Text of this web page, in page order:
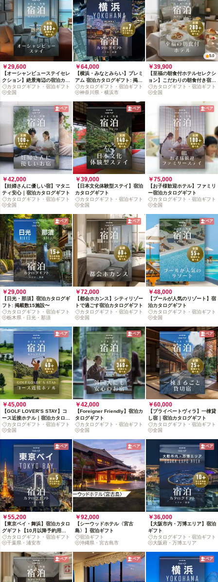
￥29,600
【オーシャンビューステイセレ
クション】絶景海辺の宿泊カタ
ログギフト : 掲載数200+施
設〜
カタログギフト・宿泊ギフト
全国
￥64,000
【横浜・みなとみらい】プレミ
アム 宿泊カタログギフト: 掲載
数7施設〜
カタログギフト・宿泊ギフト
神奈川県・横浜市
5.0
￥39,900
【至福の朝食付ホテルセレクシ
ョン】こだわりの朝食付き宿泊
カタログギフト: 掲載数280施
設〜
カタログギフト・宿泊ギフト
全国
ペア
￥42,000
【妊婦さんに優しい宿】マタニ
ティ安心｜宿泊カタログギフト
カタログギフト・宿泊ギフト
全国
ペア
￥39,000
【日本文化体験型ステイ】宿泊
カタログギフト
カタログギフト・宿泊ギフト
全国
ペア
￥75,000
【お子様歓迎ホテル】ファミリ
ー宿泊カタログギフト
カタログギフト・宿泊ギフト
全国
ペア
￥29,000
【日光・那須】宿泊カタログギ
フト: 掲載数15施設〜
カタログギフト・宿泊ギフト
栃木県・日光・那須
ペア
￥72,000
【都会ホカンス】シティリゾー
トで過ごす宿泊カタログギフト
カタログギフト・宿泊ギフト
全国
ペア
￥48,000
【プールが人気のリゾート】宿
泊カタログギフト
カタログギフト・宿泊ギフト
全国
ペア
￥45,000
【GOLF LOVER’S STAY】コ
ース近接ホテル｜宿泊カタログ
ギフト
カタログギフト・宿泊ギフト
全国
ペア
￥42,000
【Foreigner Friendly】宿泊カ
タログギフト
カタログギフト・宿泊ギフト
全国
ペア
￥60,000
【プライベートヴィラ】一棟貸
し宿｜宿泊カタログギフト
カタログギフト・宿泊ギフト
全国
ペア
￥55,200
【東京ベイ・舞浜】宿泊カタロ
グギフト【10月以降予約用】:
掲載数5施設+
カタログギフト・宿泊ギフト
千葉県・浦安市
ペア
￥92,000
【シーウッドホテル〈宮古
島〉】宿泊ギフト
宿泊ギフト
沖縄県・宮古島市
ペア
￥36,000
【大阪市内・万博エリア】宿泊
ギフト
カタログギフト・宿泊ギフト
大阪府・万博エリア
ペア ペア ペア